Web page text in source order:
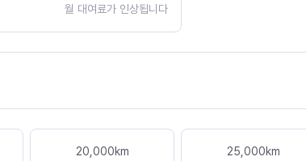
월 대여료가 인상됩니다
20,000km 25,000km